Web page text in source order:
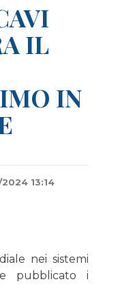
IL
IN
13:14
nei sistemi
pubblicato i